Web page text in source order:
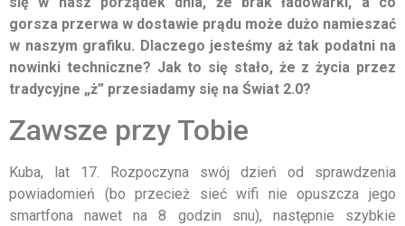
gorsza przerwa w dostawie prądu może dużo namieszać
w naszym grafiku. Dlaczego jesteśmy aż tak podatni na
nowinki techniczne? Jak to się stało, że z życia przez
tradycyjne „ż” przesiadamy się na Świat 2.0?
Zawsze przy Tobie
Kuba, lat 17. Rozpoczyna swój dzień od sprawdzenia
powiadomień (bo przecież sieć wifi nie opuszcza jego
smartfona nawet na 8 godzin snu), następnie szybkie